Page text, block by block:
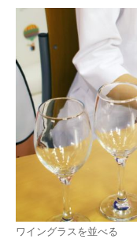
ワイングラスを並べる